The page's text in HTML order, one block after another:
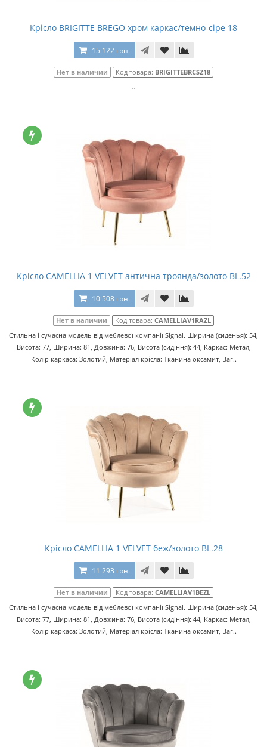
Крісло BRIGITTE BREGO хром каркас/темно-сіре 18
15 122 грн.
Нет в наличии Код товара: BRIGITTEBRCSZ18
..
Крісло CAMELLIA 1 VELVET антична троянда/золото BL.52
10 508 грн.
Нет в наличии Код товара: CAMELLIAV1RAZL
Стильна і сучасна модель від меблевої компанії Signal. Ширина (сиденья): 54,
Висота: 77, Ширина: 81, Довжина: 76, Висота (сидіння): 44, Каркас: Метал,
Колір каркаса: Золотий, Матеріал крісла: Тканина оксамит, Ваг..
Крісло CAMELLIA 1 VELVET беж/золото BL.28
11 293 грн.
Нет в наличии Код товара: CAMELLIAV1BEZL
Стильна і сучасна модель від меблевої компанії Signal. Ширина (сиденья): 54,
Висота: 77, Ширина: 81, Довжина: 76, Висота (сидіння): 44, Каркас: Метал,
Колір каркаса: Золотий, Матеріал крісла: Тканина оксамит, Ваг..